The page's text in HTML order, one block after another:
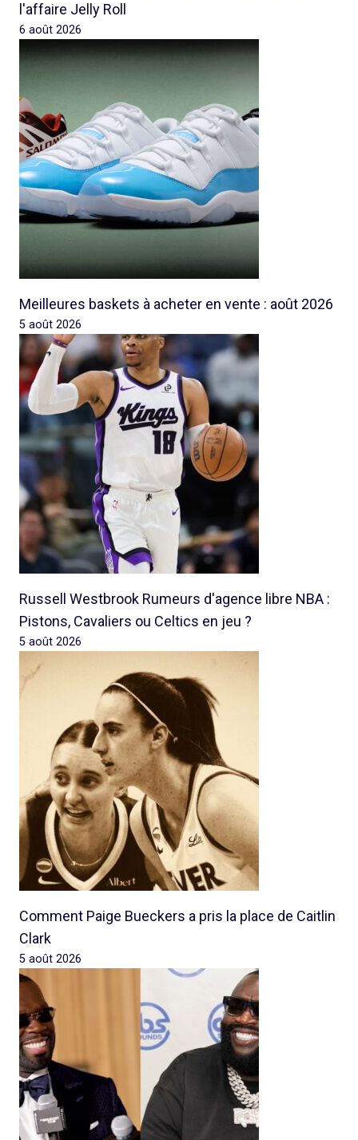
l'affaire Jelly Roll
6 août 2026
Meilleures baskets à acheter en vente : août 2026
5 août 2026
Russell Westbrook Rumeurs d'agence libre NBA :
Pistons, Cavaliers ou Celtics en jeu ?
5 août 2026
Comment Paige Bueckers a pris la place de Caitlin
Clark
5 août 2026